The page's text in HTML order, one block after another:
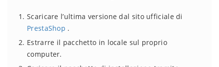
Scaricare l’ultima versione dal sito ufficiale di
PrestaShop .
Estrarre il pacchetto in locale sul proprio
computer.